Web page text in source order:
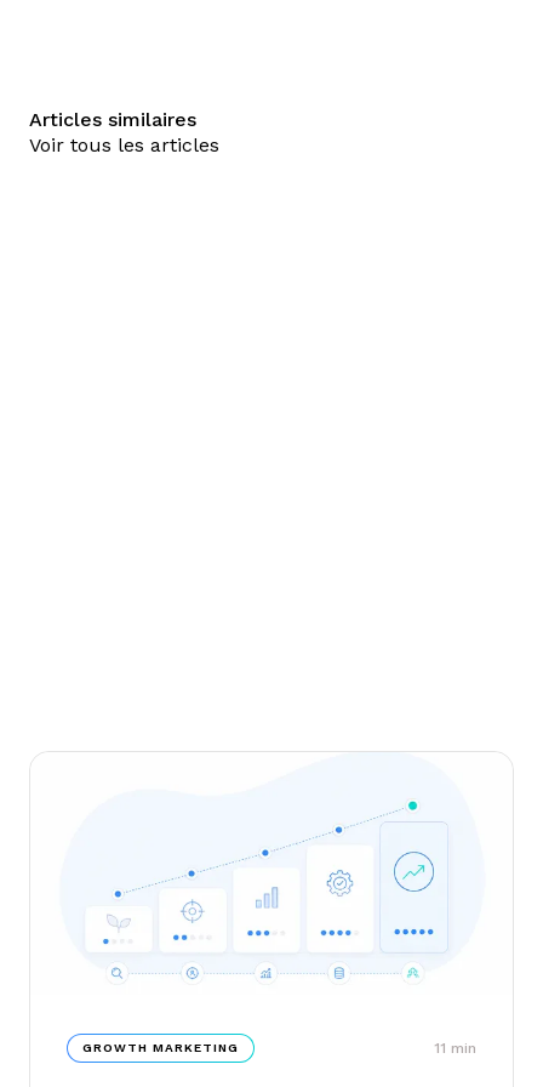
Articles similaires
Voir tous les articles
GROWTH MARKETING 11 min